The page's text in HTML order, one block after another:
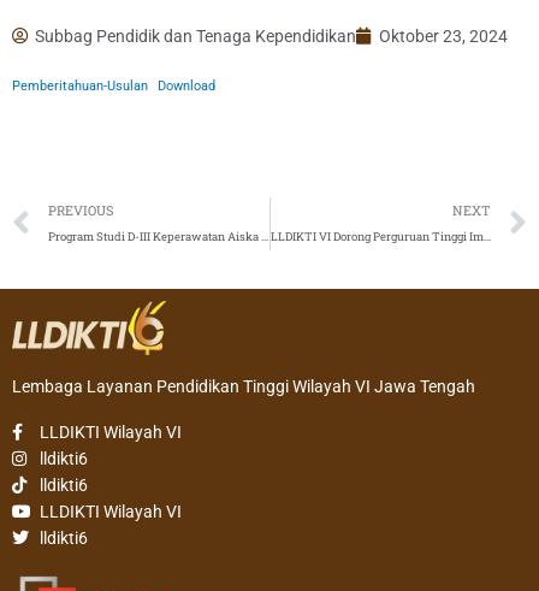
Subbag Pendidik dan Tenaga Kependidikan Oktober 23, 2024
Pemberitahuan-Usulan Download
Prev
PREVIOUS
Program Studi D-III Keperawatan Aiska University Raih Akreditasi Unggul
NEXT
LLDIKTI VI Dorong Perguruan Tinggi Implementasikan MBKM secara Mandiri
Lembaga Layanan Pendidikan Tinggi Wilayah VI Jawa Tengah
LLDIKTI Wilayah VI
lldikti6
lldikti6
LLDIKTI Wilayah VI
lldikti6